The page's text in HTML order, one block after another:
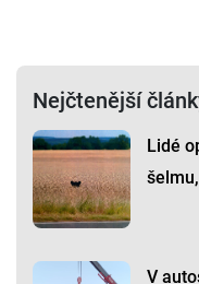
Nejčtenější
Lidé
V